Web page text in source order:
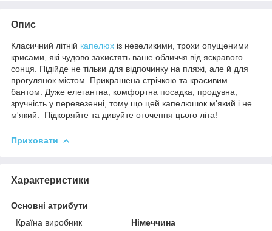
Опис
Класичний літній капелюх із невеликими, трохи опущеними
крисами, які чудово захистять ваше обличчя від яскравого
сонця. Підійде не тільки для відпочинку на пляжі, але й для
прогулянок містом. Прикрашена стрічкою та красивим
бантом. Дуже елегантна, комфортна посадка, продувна,
зручність у перевезенні, тому що цей капелюшок м'який і не
м'який. Підкоряйте та дивуйте оточення цього літа!
Приховати
Характеристики
Основні атрибути
Країна виробник
Німеччина